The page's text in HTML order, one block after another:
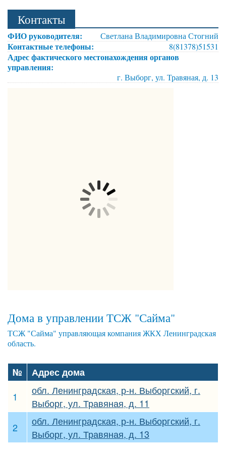
Контакты
ФИО руководителя: Светлана Владимировна Стогний
Контактные телефоны: 8(81378)51531
Адрес фактического местонахождения органов
управления:
г. Выборг, ул. Травяная, д. 13
Дома в управлении ТСЖ "Сайма"
ТСЖ "Сайма" управляющая компания ЖКХ Ленинградская
область.
№
Адрес дома
1
обл. Ленинградская, р-н. Выборгский, г.
Выборг, ул. Травяная, д. 11
2
обл. Ленинградская, р-н. Выборгский, г.
Выборг, ул. Травяная, д. 13